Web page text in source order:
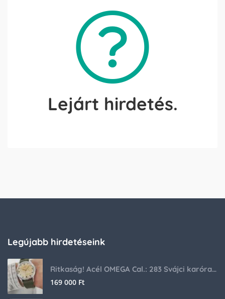
Lejárt hirdetés.
Legújabb hirdetéseink
Ritkaság! Acél OMEGA Cal.: 283 Svájci karóra 1953-ból!
169 000 Ft